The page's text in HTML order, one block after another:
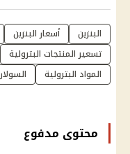
البنزين أسعار البنزين
تسعير المنتجات البترولية
المواد البترولية
السولار
محتوى مدفوع